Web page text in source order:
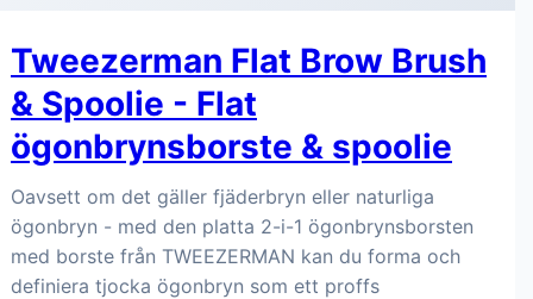
Tweezerman Flat Brow Brush
& Spoolie - Flat
ögonbrynsborste & spoolie
Oavsett om det gäller fjäderbryn eller naturliga
ögonbryn - med den platta 2-i-1 ögonbrynsborsten
med borste från TWEEZERMAN kan du forma och
definiera tjocka ögonbryn som ett proffs